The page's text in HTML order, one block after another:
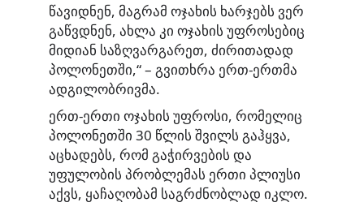
წავიდნენ, მაგრამ ოჯახის ხარჯებს ვერ
გაწვდნენ, ახლა კი ოჯახის უფროსებიც
მიდიან საზღვარგარეთ, ძირითადად
პოლონეთში,“ – გვითხრა ერთ-ერთმა
ადგილობრივმა.
ერთ-ერთი ოჯახის უფროსი, რომელიც
პოლონეთში 30 წლის შვილს გაჰყვა,
აცხადებს, რომ გაჭირვების და
უფულობის პრობლემას ერთი პლიუსი
აქვს, ყაჩაღობამ საგრძნობლად იკლო.